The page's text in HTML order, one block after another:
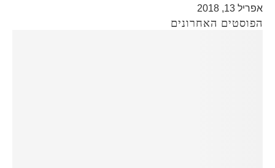
אפריל 13, 2018
הפוסטים האחרונים